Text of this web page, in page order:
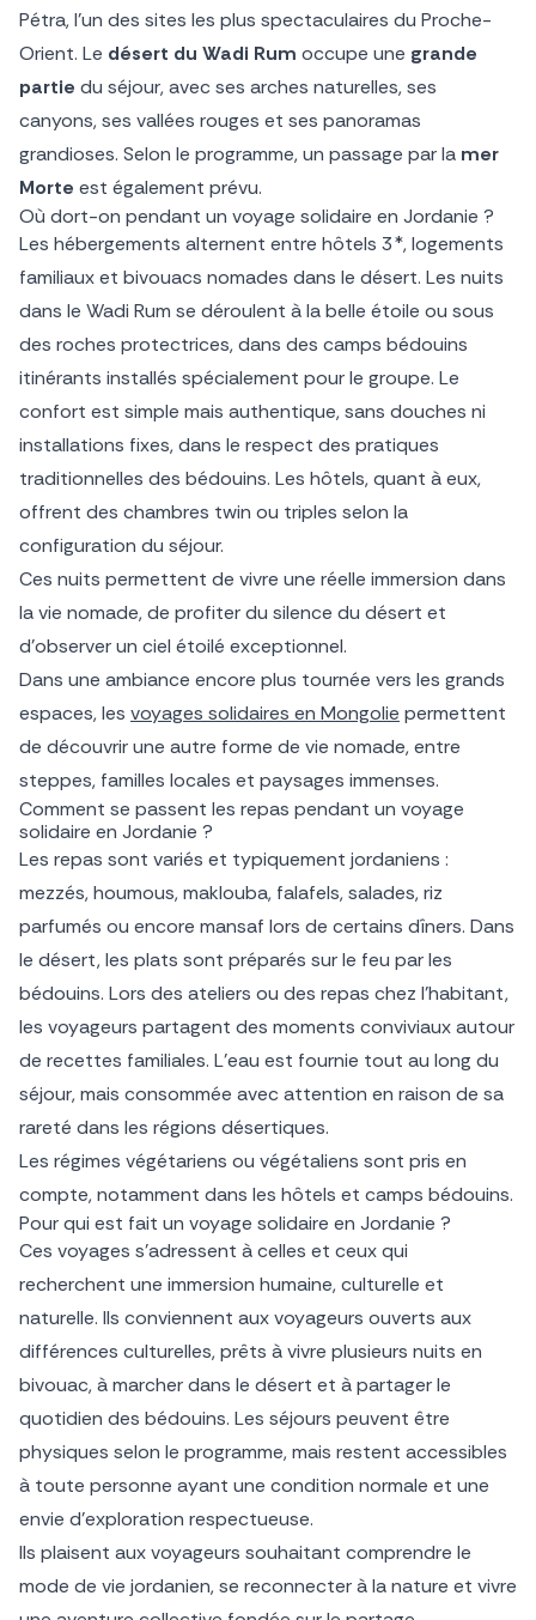
Pétra, l’un des sites les plus spectaculaires du Proche-
Orient. Le désert du Wadi Rum occupe une grande
partie du séjour, avec ses arches naturelles, ses
canyons, ses vallées rouges et ses panoramas
grandioses. Selon le programme, un passage par la mer
Morte est également prévu.
Où dort-on pendant un voyage solidaire en Jordanie ?
Les hébergements alternent entre hôtels 3*, logements
familiaux et bivouacs nomades dans le désert. Les nuits
dans le Wadi Rum se déroulent à la belle étoile ou sous
des roches protectrices, dans des camps bédouins
itinérants installés spécialement pour le groupe. Le
confort est simple mais authentique, sans douches ni
installations fixes, dans le respect des pratiques
traditionnelles des bédouins. Les hôtels, quant à eux,
offrent des chambres twin ou triples selon la
configuration du séjour.
Ces nuits permettent de vivre une réelle immersion dans
la vie nomade, de profiter du silence du désert et
d’observer un ciel étoilé exceptionnel.
Dans une ambiance encore plus tournée vers les grands
espaces, les voyages solidaires en Mongolie permettent
de découvrir une autre forme de vie nomade, entre
steppes, familles locales et paysages immenses.
Comment se passent les repas pendant un voyage
solidaire en Jordanie ?
Les repas sont variés et typiquement jordaniens :
mezzés, houmous, maklouba, falafels, salades, riz
parfumés ou encore mansaf lors de certains dîners. Dans
le désert, les plats sont préparés sur le feu par les
bédouins. Lors des ateliers ou des repas chez l’habitant,
les voyageurs partagent des moments conviviaux autour
de recettes familiales. L’eau est fournie tout au long du
séjour, mais consommée avec attention en raison de sa
rareté dans les régions désertiques.
Les régimes végétariens ou végétaliens sont pris en
compte, notamment dans les hôtels et camps bédouins.
Pour qui est fait un voyage solidaire en Jordanie ?
Ces voyages s’adressent à celles et ceux qui
recherchent une immersion humaine, culturelle et
naturelle. Ils conviennent aux voyageurs ouverts aux
différences culturelles, prêts à vivre plusieurs nuits en
bivouac, à marcher dans le désert et à partager le
quotidien des bédouins. Les séjours peuvent être
physiques selon le programme, mais restent accessibles
à toute personne ayant une condition normale et une
envie d’exploration respectueuse.
Ils plaisent aux voyageurs souhaitant comprendre le
mode de vie jordanien, se reconnecter à la nature et vivre